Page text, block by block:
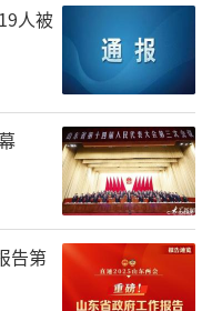
海洋发展成果。
人被
告第